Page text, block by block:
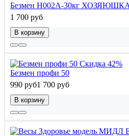
Безмен Н002А-30кг ХОЗЯЮШКА
1 700 руб
В корзину
Скидка 42%
Безмен профи 50
990 руб1 700 руб
В корзину